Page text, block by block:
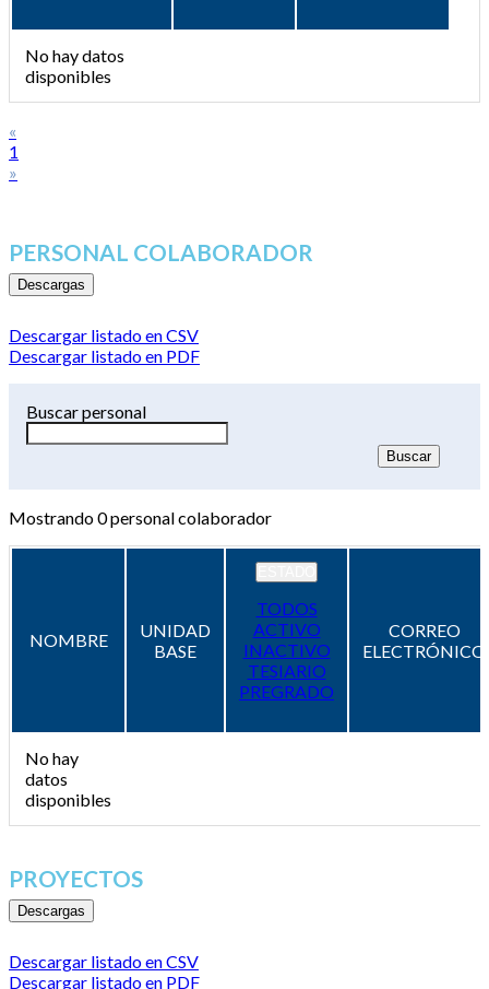
No hay datos
disponibles
«
1
»
PERSONAL COLABORADOR
Descargas
Descargar listado en CSV
Descargar listado en PDF
Buscar personal
Mostrando0personal colaborador
NOMBRE
UNIDAD
BASE
TODOS
ACTIVO
INACTIVO
TESIARIO
PREGRADO
CORREO
ELECTRÓNICO
No hay
datos
disponibles
PROYECTOS
Descargas
Descargar listado en CSV
Descargar listado en PDF